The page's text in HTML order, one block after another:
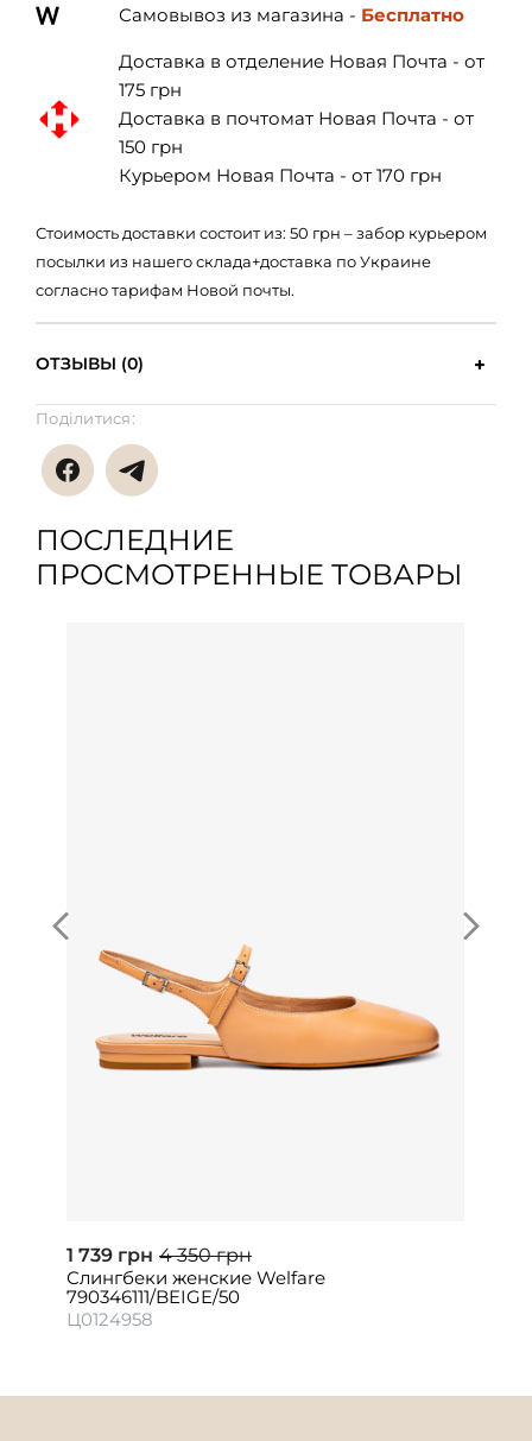
Самовывоз из магазина - Бесплатно
Доставка в отделение Новая Почта - от
175 грн
Доставка в почтомат Новая Почта - от
150 грн
Курьером Новая Почта - от 170 грн
Стоимость доставки состоит из: 50 грн – забор курьером
посылки из нашего склада+доставка по Украине
согласно тарифам Новой почты.
ОТЗЫВЫ (0)
Поділитися:
ПОСЛЕДНИЕ
ПРОСМОТРЕННЫЕ ТОВАРЫ
1 739 грн 4 350 грн
Слингбеки женские Welfare
790346111/BEIGE/50
Ц0124958